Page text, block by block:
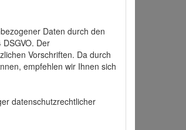
Daten durch den
Der
Vorschriften. Da durch
empfehlen wir Ihnen sich
datenschutzrechtlicher